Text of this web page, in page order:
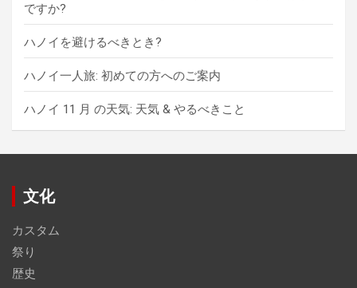
ですか?
ハノイを避けるべきとき?
ハノイ一人旅: 初めての方へのご案内
ハノイ 11 月 の天気: 天気 & やるべきこと
文化
カスタム
祭り
歴史